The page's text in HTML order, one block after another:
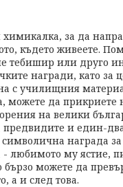
за да
където живеете.
тебишир или друго
награди, като за
с училищния
можете да прикриете
на велики
и един-
награда за
любимото му ястие,
можете да
а и след това.